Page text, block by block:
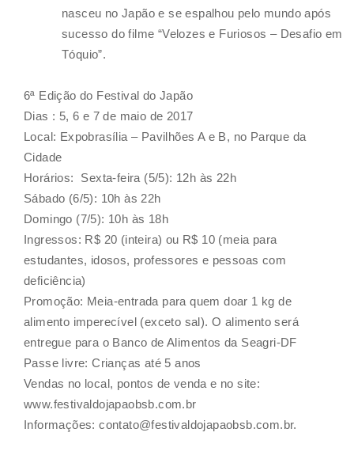
nasceu no Japão e se espalhou pelo mundo após
sucesso do filme “Velozes e Furiosos – Desafio em
Tóquio”.
6ª Edição do Festival do Japão
Dias : 5, 6 e 7 de maio de 2017
Local: Expobrasília – Pavilhões A e B, no Parque da
Cidade
Horários: Sexta-feira (5/5): 12h às 22h
Sábado (6/5): 10h às 22h
Domingo (7/5): 10h às 18h
Ingressos: R$ 20 (inteira) ou R$ 10 (meia para
estudantes, idosos, professores e pessoas com
deficiência)
Promoção: Meia-entrada para quem doar 1 kg de
alimento imperecível (exceto sal). O alimento será
entregue para o Banco de Alimentos da Seagri-DF
Passe livre: Crianças até 5 anos
Vendas no local, pontos de venda e no site:
www.festivaldojapaobsb.com.br
Informações:contato@festivaldojapaobsb.com.br.